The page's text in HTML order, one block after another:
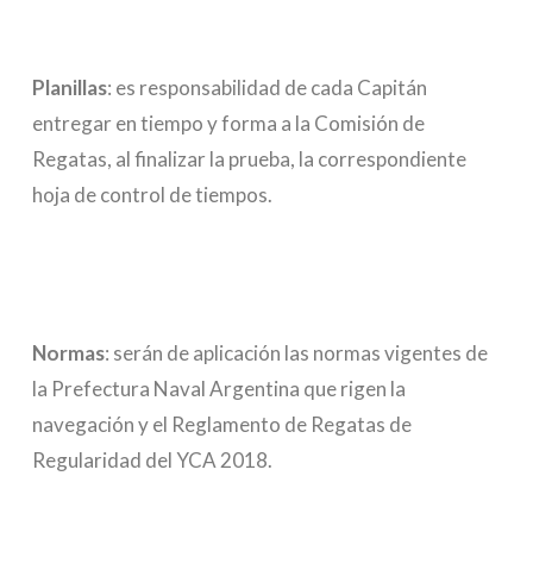
Planillas: es responsabilidad de cada Capitán
entregar en tiempo y forma a la Comisión de
Regatas, al finalizar la prueba, la correspondiente
hoja de control de tiempos.
Normas: serán de aplicación las normas vigentes de
la Prefectura Naval Argentina que rigen la
navegación y el Reglamento de Regatas de
Regularidad del YCA 2018.